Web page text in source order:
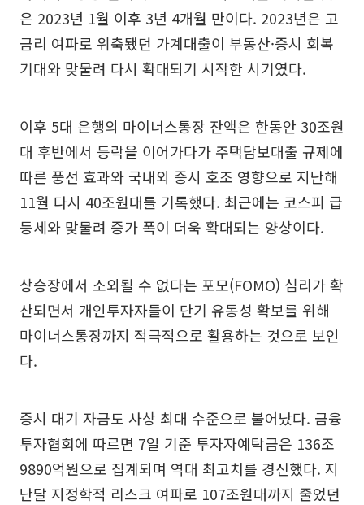
은 2023년 1월 이후 3년 4개월 만이다. 2023년은 고
금리 여파로 위축됐던 가계대출이 부동산·증시 회복
기대와 맞물려 다시 확대되기 시작한 시기였다.
이후 5대 은행의 마이너스통장 잔액은 한동안 30조원
대 후반에서 등락을 이어가다가 주택담보대출 규제에
따른 풍선 효과와 국내외 증시 호조 영향으로 지난해
11월 다시 40조원대를 기록했다. 최근에는 코스피 급
등세와 맞물려 증가 폭이 더욱 확대되는 양상이다.
상승장에서 소외될 수 없다는 포모(FOMO) 심리가 확
산되면서 개인투자자들이 단기 유동성 확보를 위해
마이너스통장까지 적극적으로 활용하는 것으로 보인
다.
증시 대기 자금도 사상 최대 수준으로 불어났다. 금융
투자협회에 따르면 7일 기준 투자자예탁금은 136조
9890억원으로 집계되며 역대 최고치를 경신했다. 지
난달 지정학적 리스크 여파로 107조원대까지 줄었던